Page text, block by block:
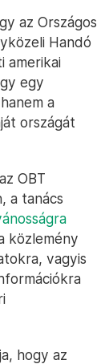
az Országos
Handó
amerikai
egy
a
országát
OBT
a tanács
közlemény
vagyis
hogy az